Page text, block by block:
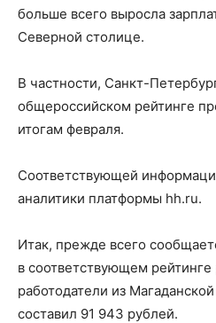
больше всего выросла
Северной столице.
В частности, Санкт-
общероссийском рейтинге
итогам февраля.
Соответствующей
аналитики платформы hh.ru.
Итак, прежде всего
в соответствующем
работодатели из
составил 91 943 рублей.